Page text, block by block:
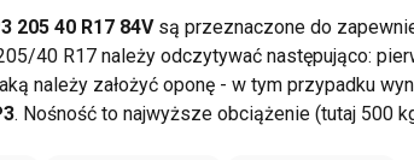
205 40 R17 84Vsą przeznaczone do
40 R17 należy odczytywać następująco:
należy założyć oponę - w tym przypadku
. Nośność to najwyższe obciążenie (tutaj 500